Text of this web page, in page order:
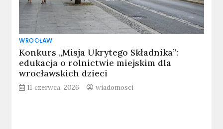
WROCŁAW
Konkurs „Misja Ukrytego Składnika”:
edukacja o rolnictwie miejskim dla
wrocławskich dzieci
11 czerwca, 2026 wiadomosci